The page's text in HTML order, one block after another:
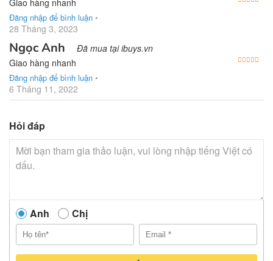
Giao hàng nhanh
Đăng nhập để bình luận •
28 Tháng 3, 2023
Ngọc Anh Đã mua tại ibuys.vn
Giao hàng nhanh
Đăng nhập để bình luận •
6 Tháng 11, 2022
Hỏi đáp
Anh Chị